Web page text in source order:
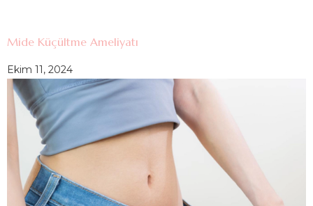
Mide Küçültme Ameliyatı
Ekim 11, 2024